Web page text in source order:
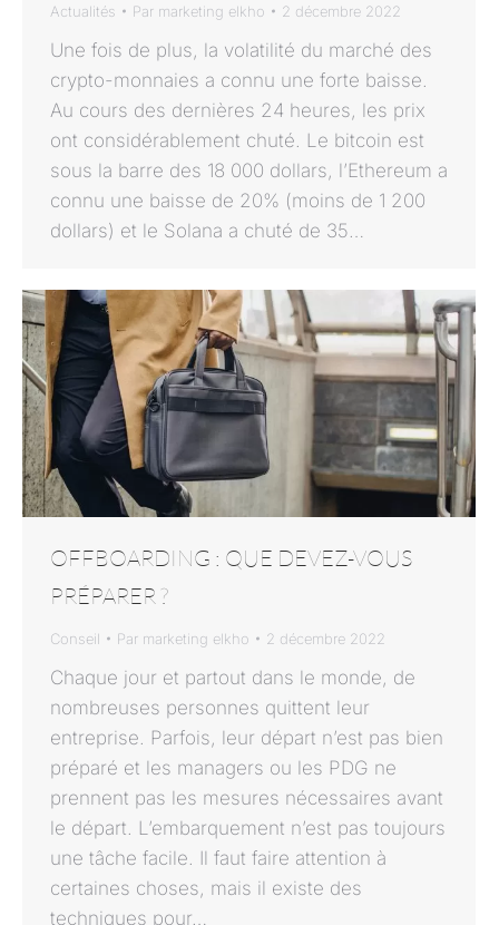
Actualités Par marketing elkho 2 décembre 2022
Une fois de plus, la volatilité du marché des
crypto-monnaies a connu une forte baisse.
Au cours des dernières 24 heures, les prix
ont considérablement chuté. Le bitcoin est
sous la barre des 18 000 dollars, l’Ethereum a
connu une baisse de 20% (moins de 1 200
dollars) et le Solana a chuté de 35…
OFFBOARDING : QUE DEVEZ-VOUS
PRÉPARER ?
Conseil Par marketing elkho 2 décembre 2022
Chaque jour et partout dans le monde, de
nombreuses personnes quittent leur
entreprise. Parfois, leur départ n’est pas bien
préparé et les managers ou les PDG ne
prennent pas les mesures nécessaires avant
le départ. L’embarquement n’est pas toujours
une tâche facile. Il faut faire attention à
certaines choses, mais il existe des
techniques pour…